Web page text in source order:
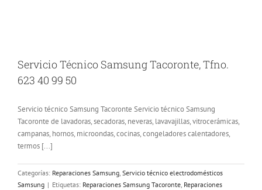
Servicio Técnico Samsung Tacoronte, Tfno.
623 40 99 50
Servicio técnico Samsung Tacoronte Servicio técnico Samsung
Tacoronte de lavadoras, secadoras, neveras, lavavajillas, vitrocerámicas,
campanas, hornos, microondas, cocinas, congeladores calentadores,
termos [...]
Categorías: Reparaciones Samsung, Servicio técnico electrodomésticos
Samsung | Etiquetas: Reparaciones Samsung Tacoronte, Reparaciones